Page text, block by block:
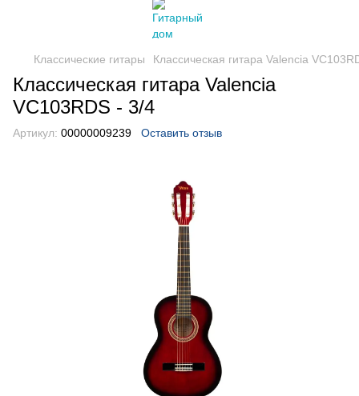
Классические гитары Классическая гитара Valencia
Классическая гитара Valencia
VC103RDS - 3/4
Артикул: 00000009239 Оставить отзыв